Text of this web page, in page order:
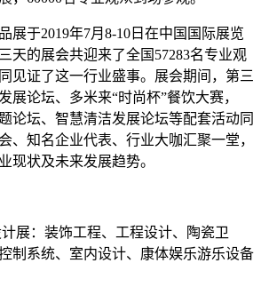
于2019年7月8-10日在中国国际展览
天的展会共迎来了全国57283名专业观
见证了这一行业盛事。展会期间，第三
展论坛、多米来“时尚杯”餐饮大赛，
论坛、智慧清洁发展论坛等配套活动同
、知名企业代表、行业大咖汇聚一堂，
现状及未来发展趋势。
：装饰工程、工程设计、陶瓷卫
制系统、室内设计、康体娱乐游乐设备